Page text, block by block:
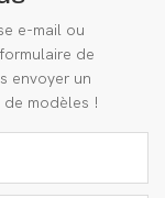
e-mail ou
de
envoyer un
de modèles !